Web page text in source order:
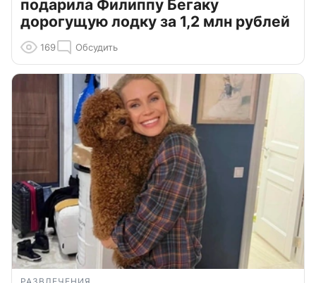
подарила Филиппу Бегаку
дорогущую лодку за 1,2 млн рублей
169 Обсудить